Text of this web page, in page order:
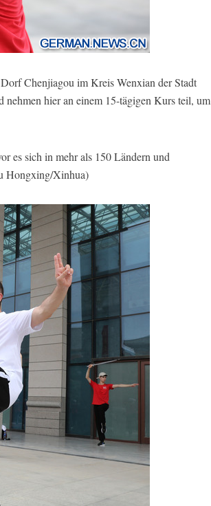
Chenjiagou im Kreis Wenxian der Stadt
nehmen hier an einem 15-tägigen Kurs teil, um
es sich in mehr als 150 Ländern und
Hongxing/Xinhua)